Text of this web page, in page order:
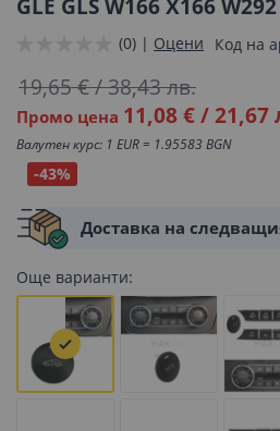
галерия
GLE GLS W166 X166
(0) | Оцени Код на
Промо цена 11,08 €/21,67
19,65 €/38,43 лв.
Валутен курс: 1 EUR = 1.95583 BGN
-43%
Доставка на
Още варианти: